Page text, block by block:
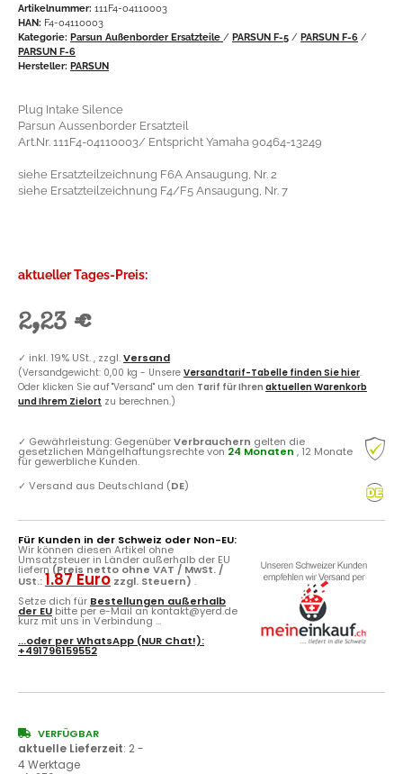
Artikelnummer: 111F4-04110003
HAN: F4-04110003
Kategorie: Parsun Außenborder Ersatzteile / PARSUN F-5 / PARSUN F-6 /
PARSUN F-6
Hersteller: PARSUN
Plug Intake Silence
Parsun Aussenborder Ersatzteil
Art.Nr. 111F4-04110003/ Entspricht Yamaha 90464-13249
siehe Ersatzteilzeichnung F6A Ansaugung, Nr. 2
siehe Ersatzteilzeichnung F4/F5 Ansaugung, Nr. 7
aktueller Tages-Preis:
2,23 €
✓ inkl. 19% USt. , zzgl.Versand
(Versandgewicht: 0,00 kg - Unsere Versandtarif-Tabelle finden Sie hier.
Oder klicken Sie auf "Versand" um den Tarif für Ihren aktuellen Warenkorb
und Ihrem Zielort zu berechnen.)
✓ Gewährleistung: GegenüberVerbrauchern gelten die
gesetzlichen Mängelhaftungsrechte von 24 Monaten , 12 Monate
für gewerbliche Kunden.
✓ Versand aus Deutschland (DE)
Für Kunden in der Schweiz oder Non-EU:
Wir können diesen Artikel ohne
Umsatzsteuer in Länder außerhalb der EU
liefern (Preis netto ohne VAT / MwSt. /
USt.:1.87 Euro zzgl. Steuern) .
Setze dich für Bestellungen außerhalb
der EU bitte per e-Mail an kontakt@yerd.de
kurz mit uns in Verbindung ...
...oder perWhatsApp (NUR Chat!):
+491796159552
VERFÜGBAR
aktuelle Lieferzeit: 2 -
4 Werktage